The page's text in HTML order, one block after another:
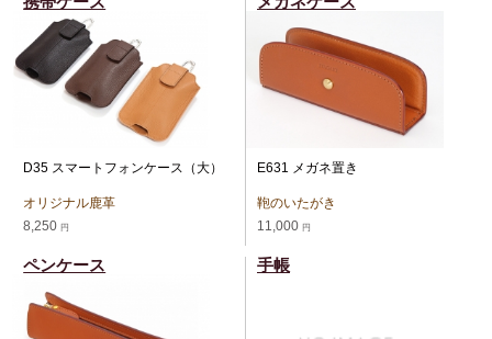
D35 スマートフォンケース（大）
オリジナル鹿革
8,250 円
E631 メガネ置き
鞄のいたがき
11,000 円
ペンケース 手帳